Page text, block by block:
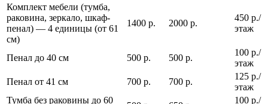
Комплект мебели (тумба,
раковина, зеркало, шкаф-
пенал) — 4 единицы (от 61
см)
1400 р. 2000 р.
450 р./
этаж
Пенал до 40 см 500 р. 500 р.
100 р./
этаж
Пенал от 41 см
700 р. 700 р.
125 р./
этаж
Тумба без раковины до 60
100 р./